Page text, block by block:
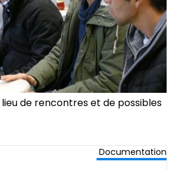
lieu de rencontres et de possibles
Documentation